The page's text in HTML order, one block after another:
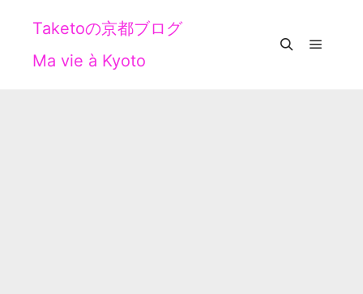
Taketoの京都ブログ
Ma vie à Kyoto